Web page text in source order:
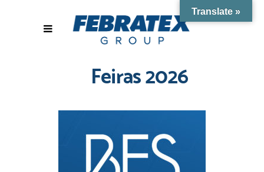
Feiras 2026
Translate »